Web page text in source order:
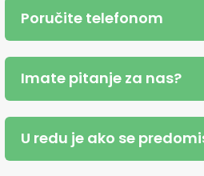
Poručite telefonom
Imate pitanje za nas?
U redu je ako se